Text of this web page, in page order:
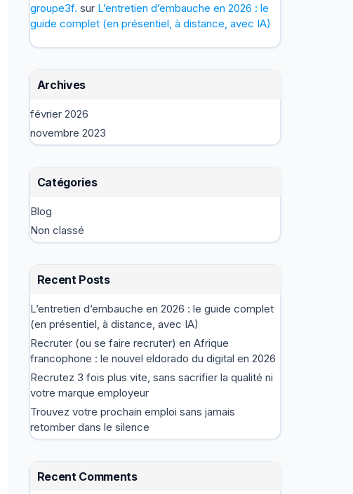
groupe3f. sur L’entretien d’embauche en 2026 : le
guide complet (en présentiel, à distance, avec IA)
Archives
février 2026
novembre 2023
Catégories
Blog
Non classé
Recent Posts
L’entretien d’embauche en 2026 : le guide complet
(en présentiel, à distance, avec IA)
Recruter (ou se faire recruter) en Afrique
francophone : le nouvel eldorado du digital en 2026
Recrutez 3 fois plus vite, sans sacrifier la qualité ni
votre marque employeur
Trouvez votre prochain emploi sans jamais
retomber dans le silence
Recent Comments